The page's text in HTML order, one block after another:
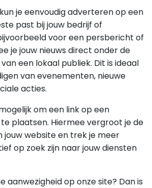
je eenvoudig adverteren op een
past bij jouw bedrijf of
voor een persbericht of
je jouw nieuws direct onder de
een lokaal publiek. Dit is ideaal
van evenementen, nieuwe
acties.
om een link op een
plaatsen. Hiermee vergroot je de
jouw website en trek je meer
op zoek zijn naar jouw diensten
aanwezigheid op onze site? Dan is